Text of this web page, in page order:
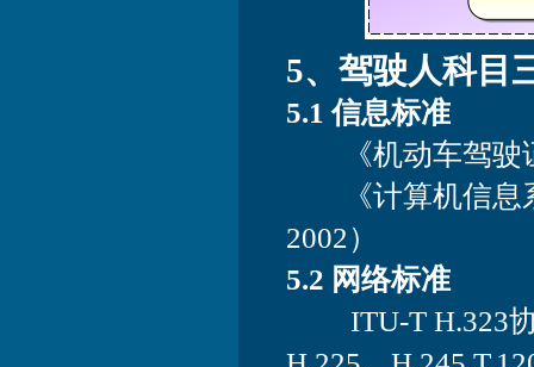
5、驾驶人科目
5.1 信息标准
《机动车驾驶证
《计算机信息系
2002）
5.2 网络标准
ITU-T H.323协